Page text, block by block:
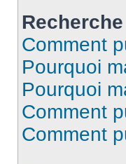
Comment
Pourquoi
Pourquoi
Comment
Comment